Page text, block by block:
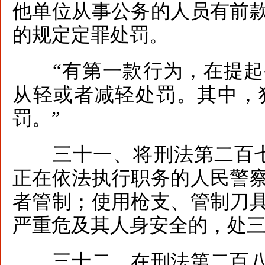
他单位从事公务的人员有前
的规定定罪处罚。
“有第一款行为，在提起
从轻或者减轻处罚。其中
罚。”
三十一、将刑法第二百
正在依法执行职务的人民警
者管制；使用枪支、管制刀
严重危及其人身安全的，处